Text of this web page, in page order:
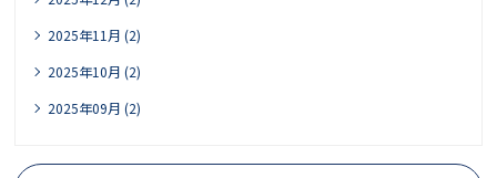
2025年11月 (2)
2025年10月 (2)
2025年09月 (2)